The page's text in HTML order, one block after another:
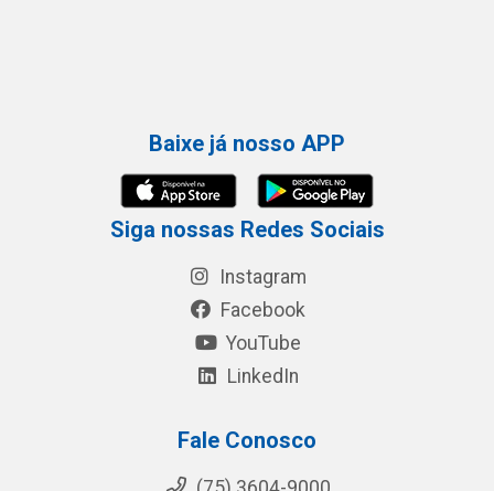
Baixe já nosso APP
Siga nossas Redes Sociais
Instagram
Facebook
YouTube
LinkedIn
Fale Conosco